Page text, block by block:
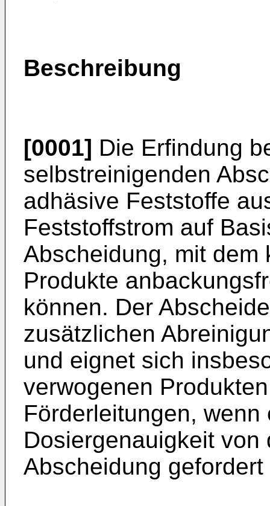
Beschreibung
[0001] Die Erfindung
selbstreinigenden
adhäsive Feststoffe
Feststoffstrom auf
Abscheidung, mit dem
Produkte
können. Der
zusätzlichen
und eignet sich
verwogenen
Förderleitungen, wenn
Dosiergenauigkeit von
Abscheidung gefordert